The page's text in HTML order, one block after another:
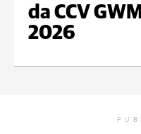
da CCV
2026